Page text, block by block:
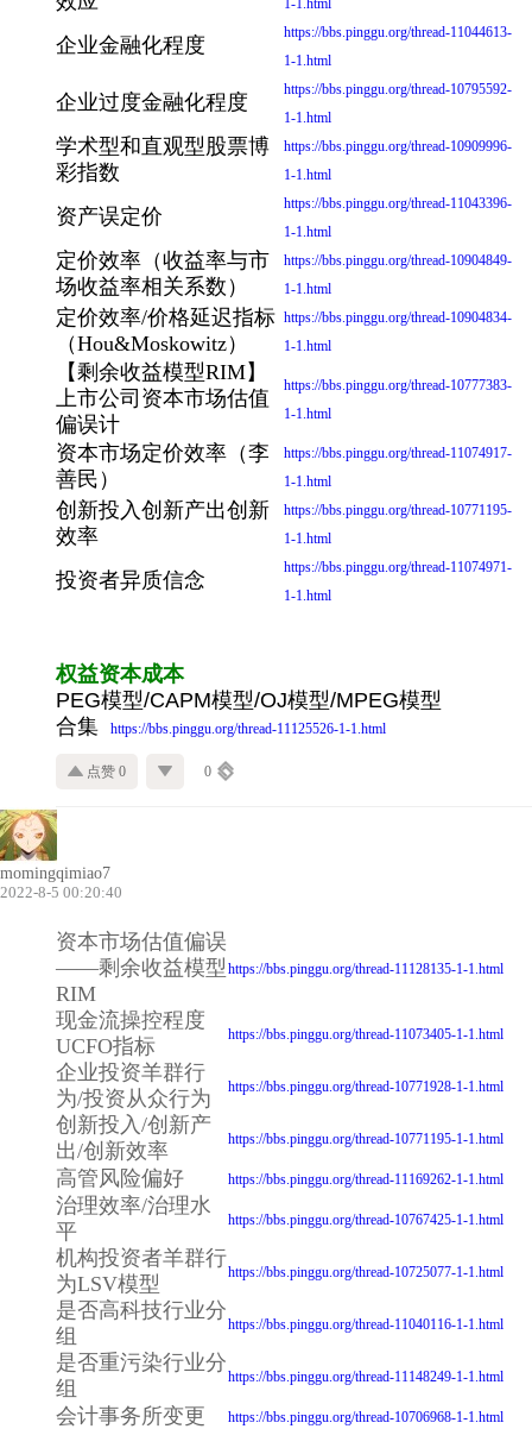
企业金融化程度
https://bbs.pinggu.org/thread-11044613-
1-1.html
企业过度金融化程度
https://bbs.pinggu.org/thread-10795592-
1-1.html
学术型和直观型股票博
彩指数
https://bbs.pinggu.org/thread-10909996-
1-1.html
资产误定价
https://bbs.pinggu.org/thread-11043396-
1-1.html
定价效率（收益率与市
场收益率相关系数）
https://bbs.pinggu.org/thread-10904849-
1-1.html
定价效率/价格延迟指标
（Hou&Moskowitz）
https://bbs.pinggu.org/thread-10904834-
1-1.html
【剩余收益模型RIM】
上市公司资本市场估值
偏误计
https://bbs.pinggu.org/thread-10777383-
1-1.html
资本市场定价效率（李
善民）
https://bbs.pinggu.org/thread-11074917-
1-1.html
创新投入创新产出创新
效率
https://bbs.pinggu.org/thread-10771195-
1-1.html
投资者异质信念
https://bbs.pinggu.org/thread-11074971-
1-1.html
权益资本成本
PEG模型/CAPM模型/OJ模型/MPEG模型
合集
https://bbs.pinggu.org/thread-11125526-1-1.html
点赞 0 0
momingqimiao7
2022-8-5 00:20:40
资本市场估值偏误
——剩余收益模型
RIM
https://bbs.pinggu.org/thread-11128135-1-1.html
现金流操控程度
UCFO指标
https://bbs.pinggu.org/thread-11073405-1-1.html
企业投资羊群行
为/投资从众行为
https://bbs.pinggu.org/thread-10771928-1-1.html
创新投入/创新产
出/创新效率
https://bbs.pinggu.org/thread-10771195-1-1.html
高管风险偏好 https://bbs.pinggu.org/thread-11169262-1-1.html
治理效率/治理水
平
https://bbs.pinggu.org/thread-10767425-1-1.html
机构投资者羊群行
为LSV模型
https://bbs.pinggu.org/thread-10725077-1-1.html
是否高科技行业分
组
https://bbs.pinggu.org/thread-11040116-1-1.html
是否重污染行业分
组
https://bbs.pinggu.org/thread-11148249-1-1.html
会计事务所变更 https://bbs.pinggu.org/thread-10706968-1-1.html